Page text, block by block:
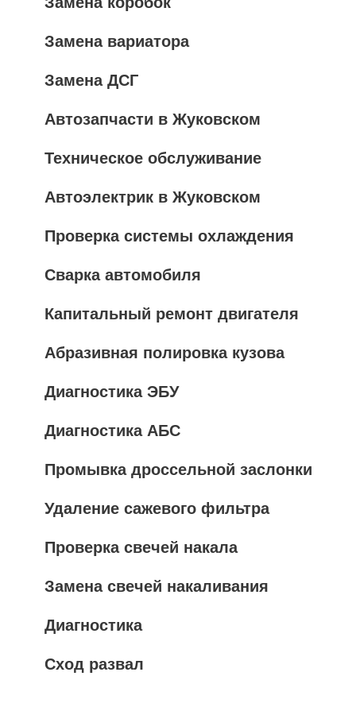
Замена вариатора
Замена ДСГ
Автозапчасти в Жуковском
Техническое обслуживание
Автоэлектрик в Жуковском
Проверка системы охлаждения
Сварка автомобиля
Капитальный ремонт двигателя
Абразивная полировка кузова
Диагностика ЭБУ
Диагностика АБС
Промывка дроссельной заслонки
Удаление сажевого фильтра
Проверка свечей накала
Замена свечей накаливания
Диагностика
Сход развал